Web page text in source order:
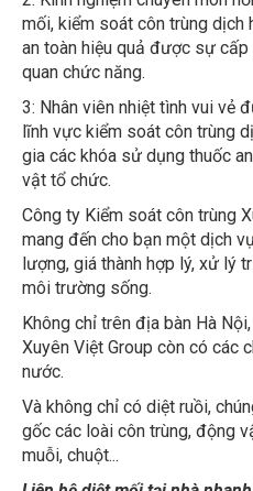
mối, kiểm soát côn trùng dịch
an toàn hiệu quả được sự
quan chức năng.
3: Nhân viên nhiệt tình vui vẻ
lĩnh vực kiểm soát côn trùng
gia các khóa sử dụng thuốc
vật tổ chức.
Công ty Kiểm soát côn trùng
mang đến cho bạn một dịch
lượng, giá thành hợp lý, xử lý
môi trường sống.
Không chỉ trên địa bàn Hà
Xuyên Việt Group còn có các
nước.
Và không chỉ có diệt ruồi,
gốc các loài côn trùng, động
muỗi, chuột...
Liên hệ diệt mối tại nhà nhanh